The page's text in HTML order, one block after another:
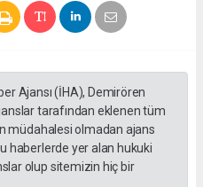
Ajansı (İHA), Demirören
tarafından eklenen tüm
müdahalesi olmadan ajans
haberlerde yer alan hukuki
olup sitemizin hiç bir